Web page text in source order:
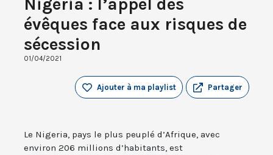
évêques face aux risques de
sécession
01/04/2021
Partager
Ajouter à ma playlist
Le Nigeria, pays le plus peuplé d’Afrique, avec
environ 206 millions d’habitants, est